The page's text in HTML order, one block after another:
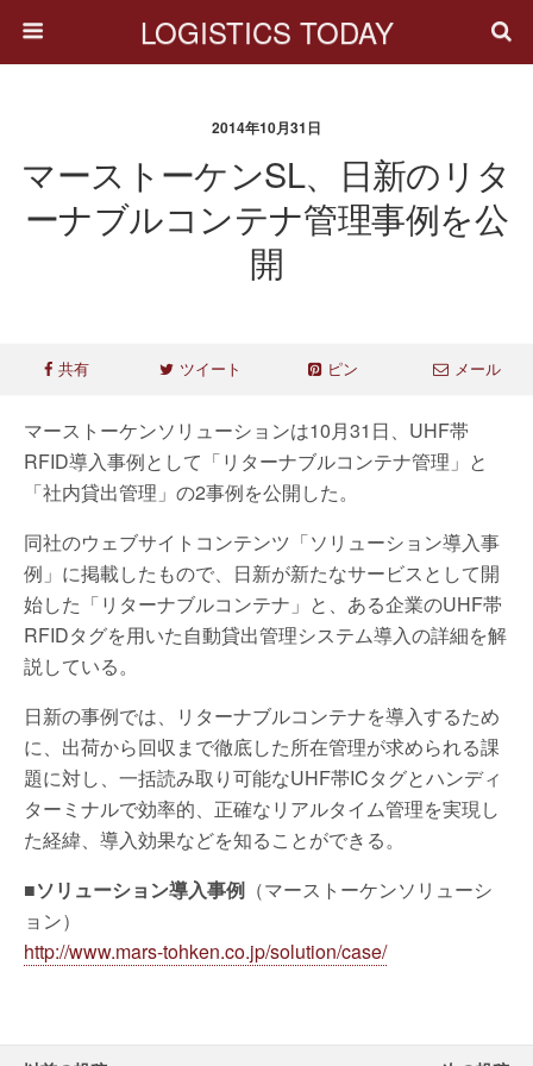
LOGISTICS TODAY
2014年10月31日
マーストーケンSL、日新のリタ
ーナブルコンテナ管理事例を公
開
共有 ツイート ピン メール
マーストーケンソリューションは10月31日、UHF帯
RFID導入事例として「リターナブルコンテナ管理」と
「社内貸出管理」の2事例を公開した。
同社のウェブサイトコンテンツ「ソリューション導入事
例」に掲載したもので、日新が新たなサービスとして開
始した「リターナブルコンテナ」と、ある企業のUHF帯
RFIDタグを用いた自動貸出管理システム導入の詳細を解
説している。
日新の事例では、リターナブルコンテナを導入するため
に、出荷から回収まで徹底した所在管理が求められる課
題に対し、一括読み取り可能なUHF帯ICタグとハンディ
ターミナルで効率的、正確なリアルタイム管理を実現し
た経緯、導入効果などを知ることができる。
■ソリューション導入事例 （マーストーケンソリューシ
ョン）
http://www.mars-tohken.co.jp/solution/case/